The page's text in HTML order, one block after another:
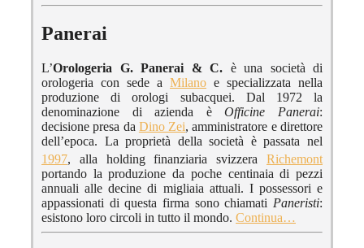
Panerai
L’Orologeria G. Panerai & C. è una società di
orologeria con sede a Milano e specializzata nella
produzione di orologi subacquei. Dal 1972 la
denominazione di azienda èOfficine Panerai:
decisione presa da Dino Zei, amministratore e direttore
dell’epoca. La proprietà della società è passata nel
1997, alla holding finanziaria svizzera Richemont
portando la produzione da poche centinaia di pezzi
annuali alle decine di migliaia attuali. I possessori e
appassionati di questa firma sono chiamati Paneristi:
esistono loro circoli in tutto il mondo. Continua…